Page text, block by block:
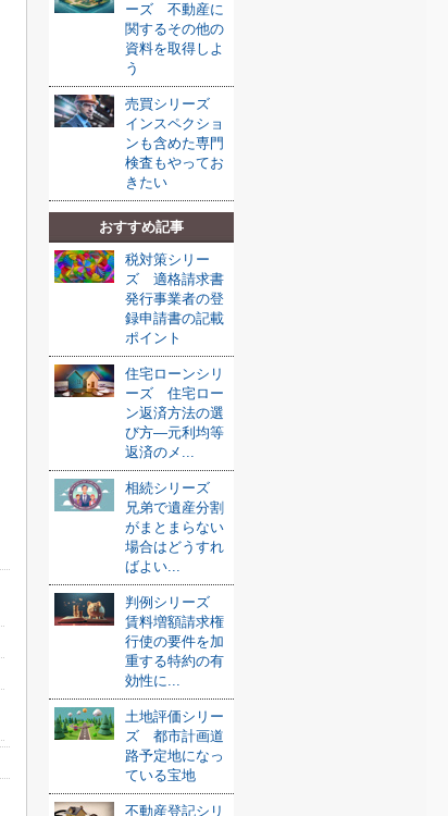
ーズ 不動産に
関するその他の
資料を取得しよ
う
売買シリーズ
インスペクショ
ンも含めた専門
検査もやってお
きたい
おすすめ記事
税対策シリー
ズ 適格請求書
発行事業者の登
録申請書の記載
ポイント
住宅ローンシリ
ーズ 住宅ロー
ン返済方法の選
び方—元利均等
返済のメ...
相続シリーズ
兄弟で遺産分割
がまとまらない
場合はどうすれ
ばよい...
判例シリーズ
賃料増額請求権
行使の要件を加
重する特約の有
効性に...
土地評価シリー
ズ 都市計画道
路予定地になっ
ている宝地
不動産登記シリ